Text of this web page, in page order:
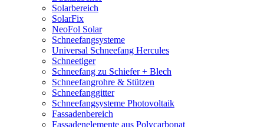
Solarbereich
SolarFix
NeoFol Solar
Schneefangsysteme
Universal Schneefang Hercules
Schneetiger
Schneefang zu Schiefer + Blech
Schneefangrohre & Stützen
Schneefanggitter
Schneefangsysteme Photovoltaik
Fassadenbereich
Fassadenelemente aus Polycarbonat